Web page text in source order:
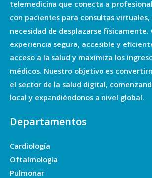
telemedicina que conecta a
con pacientes para consultas
necesidad de desplazarse físicamente.
experiencia segura, accesible y
acceso a la salud y maximiza los
médicos. Nuestro objetivo es
el sector de la salud digital,
local y expandiéndonos a nivel global.
Departamentos
Cardiología
Oftalmología
Pulmonar